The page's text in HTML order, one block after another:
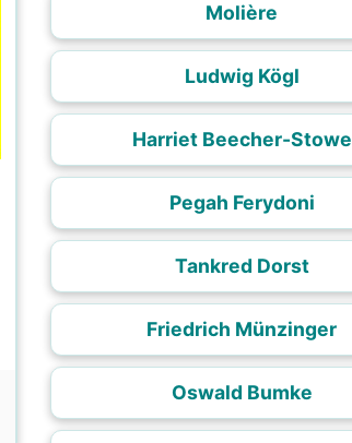
Molière
Ludwig Kögl
Harriet Beecher-Stowe
Pegah Ferydoni
Tankred Dorst
Friedrich Münzinger
Oswald Bumke